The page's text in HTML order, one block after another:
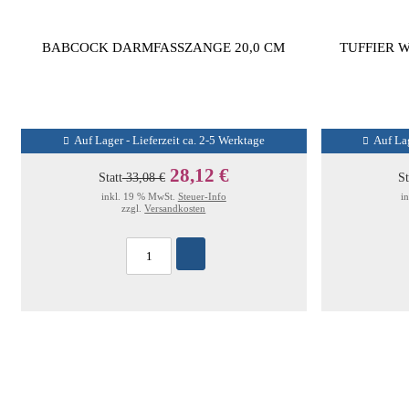
BABCOCK DARMFASSZANGE 20,0 CM
Auf Lager - Lieferzeit ca. 2-5 Werktage
Statt33,08 € 28,12 €
inkl. 19 % MwSt. Steuer-Info
zzgl.Versandkosten
TUFFIER
Auf